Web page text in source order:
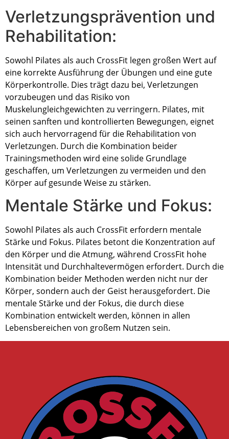
Verletzungsprävention und
Rehabilitation:
Sowohl Pilates als auch CrossFit legen großen Wert auf
eine korrekte Ausführung der Übungen und eine gute
Körperkontrolle. Dies trägt dazu bei, Verletzungen
vorzubeugen und das Risiko von
Muskelungleichgewichten zu verringern. Pilates, mit
seinen sanften und kontrollierten Bewegungen, eignet
sich auch hervorragend für die Rehabilitation von
Verletzungen. Durch die Kombination beider
Trainingsmethoden wird eine solide Grundlage
geschaffen, um Verletzungen zu vermeiden und den
Körper auf gesunde Weise zu stärken.
Mentale Stärke und Fokus:
Sowohl Pilates als auch CrossFit erfordern mentale
Stärke und Fokus. Pilates betont die Konzentration auf
den Körper und die Atmung, während CrossFit hohe
Intensität und Durchhaltevermögen erfordert. Durch die
Kombination beider Methoden werden nicht nur der
Körper, sondern auch der Geist herausgefordert. Die
mentale Stärke und der Fokus, die durch diese
Kombination entwickelt werden, können in allen
Lebensbereichen von großem Nutzen sein.